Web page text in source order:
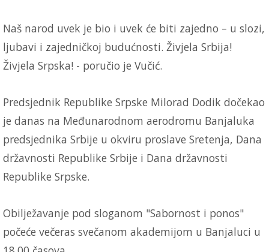
Naš narod uvek je bio i uvek će biti zajedno – u slozi,
ljubavi i zajedničkoj budućnosti. Živjela Srbija!
Živjela Srpska! - poručio je Vučić.
Predsjednik Republike Srpske Milorad Dodik dočekao
je danas na Međunarodnom aerodromu Banjaluka
predsjednika Srbije u okviru proslave Sretenja, Dana
državnosti Republike Srbije i Dana državnosti
Republike Srpske.
Obilježavanje pod sloganom "Sabornost i ponos"
počeće večeras svečanom akademijom u Banjaluci u